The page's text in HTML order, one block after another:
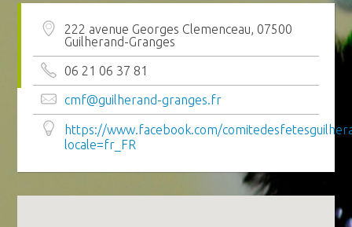
222 avenue Georges Clemenceau, 07500
Guilherand-Granges
06 21 06 37 81
cmf@guilherand-granges.fr
https://www.facebook.com/
locale=fr_FR